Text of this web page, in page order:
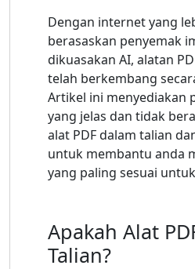
Dengan internet yang
berasaskan penyemak
dikuasakan AI, alatan
telah berkembang
Artikel ini menyediakan
yang jelas dan tidak
alat PDF dalam talian
untuk membantu anda
yang paling sesuai
Apakah Alat
Talian?